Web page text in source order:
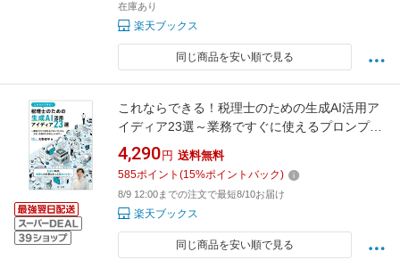
在庫あり
楽天ブックス
同じ商品を安い順で見る
これならできる！税理士のための生成AI活用ア
イディア23選～業務ですぐに使えるプロンプト
から、工夫・応用のためのヒントまで～ [ 大野
修平 ]
4,290 円 送料無料
585ポイント (15%ポイントバック)
8/9 12:00までの注文で最短8/10お届け
楽天ブックス
同じ商品を安い順で見る